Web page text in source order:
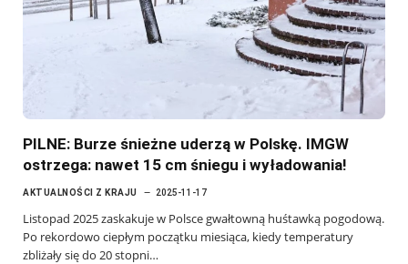
PILNE: Burze śnieżne uderzą w Polskę. IMGW
ostrzega: nawet 15 cm śniegu i wyładowania!
AKTUALNOŚCI Z KRAJU 2025-11-17
Listopad 2025 zaskakuje w Polsce gwałtowną huśtawką pogodową.
Po rekordowo ciepłym początku miesiąca, kiedy temperatury
zbliżały się do 20 stopni…